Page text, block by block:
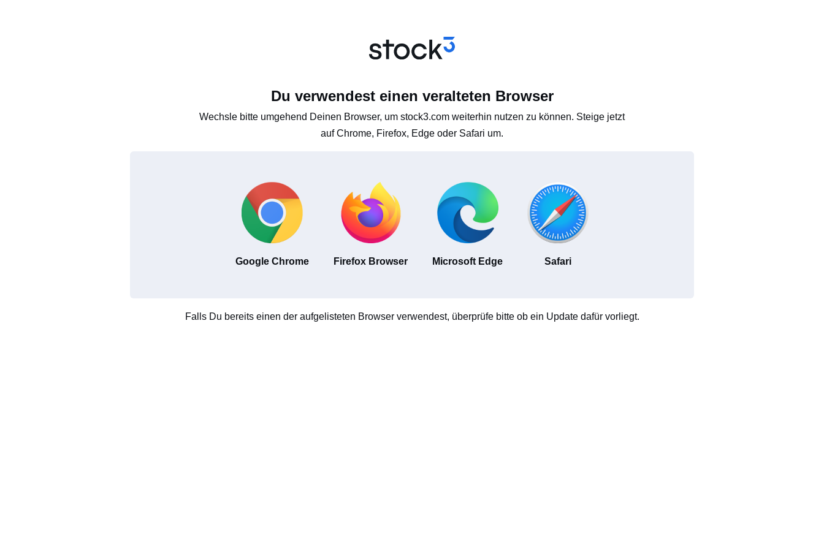
Du verwendest einen veralteten Browser
Wechsle bitte umgehend Deinen Browser, um stock3.com weiterhin nutzen zu können. Steige jetzt
auf Chrome, Firefox, Edge oder Safari um.
Google Chrome Firefox Browser Microsoft Edge Safari
Falls Du bereits einen der aufgelisteten Browser verwendest, überprüfe bitte ob ein Update dafür vorliegt.